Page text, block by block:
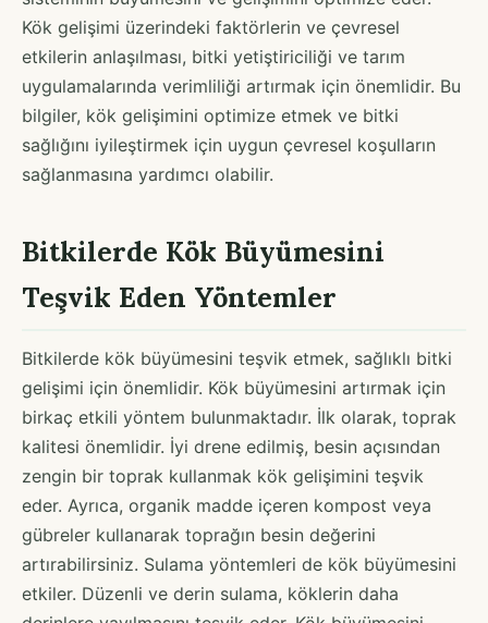
Kök gelişimi üzerindeki faktörlerin ve çevresel
etkilerin anlaşılması, bitki yetiştiriciliği ve tarım
uygulamalarında verimliliği artırmak için önemlidir. Bu
bilgiler, kök gelişimini optimize etmek ve bitki
sağlığını iyileştirmek için uygun çevresel koşulların
sağlanmasına yardımcı olabilir.
Bitkilerde Kök Büyümesini
Teşvik Eden Yöntemler
Bitkilerde kök büyümesini teşvik etmek, sağlıklı bitki
gelişimi için önemlidir. Kök büyümesini artırmak için
birkaç etkili yöntem bulunmaktadır. İlk olarak, toprak
kalitesi önemlidir. İyi drene edilmiş, besin açısından
zengin bir toprak kullanmak kök gelişimini teşvik
eder. Ayrıca, organik madde içeren kompost veya
gübreler kullanarak toprağın besin değerini
artırabilirsiniz. Sulama yöntemleri de kök büyümesini
etkiler. Düzenli ve derin sulama, köklerin daha